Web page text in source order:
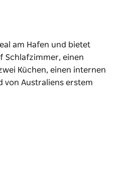
am Hafen und bietet
Schlafzimmer, einen
Küchen, einen internen
von Australiens erstem
Schlafzimmer, einen